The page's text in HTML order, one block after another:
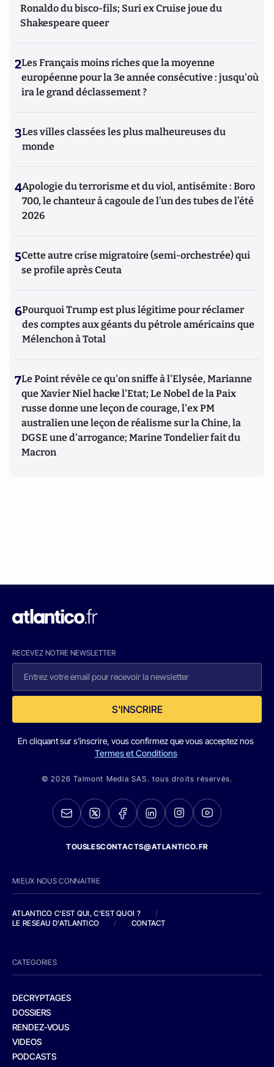
Ronaldo du bisco-fils; Suri ex Cruise joue du
Shakespeare queer
2Les Français moins riches que la moyenne
européenne pour la 3e année consécutive : jusqu'où
ira le grand déclassement ?
3Les villes classées les plus malheureuses du
monde
4Apologie du terrorisme et du viol, antisémite : Boro
700, le chanteur à cagoule de l’un des tubes de l’été
2026
5Cette autre crise migratoire (semi-orchestrée) qui
se profile après Ceuta
6Pourquoi Trump est plus légitime pour réclamer
des comptes aux géants du pétrole américains que
Mélenchon à Total
7Le Point révèle ce qu'on sniffe à l'Elysée, Marianne
que Xavier Niel hacke l'Etat; Le Nobel de la Paix
russe donne une leçon de courage, l'ex PM
australien une leçon de réalisme sur la Chine, la
DGSE une d'arrogance; Marine Tondelier fait du
Macron
RECEVEZ NOTRE NEWSLETTER
S'INSCRIRE
En cliquant sur s'inscrire, vous confirmez que vous acceptez nos
Termes et Conditions
© 2026 Talmont Media SAS. tous droits réservés.
TOUSLESCONTACTS@ATLANTICO.FR
MIEUX NOUS CONNAITRE
ATLANTICO C'EST QUI, C'EST QUOI ?
/
LE RESEAU D'ATLANTICO
/ CONTACT
CATEGORIES
DECRYPTAGES
DOSSIERS
RENDEZ-VOUS
VIDEOS
PODCASTS